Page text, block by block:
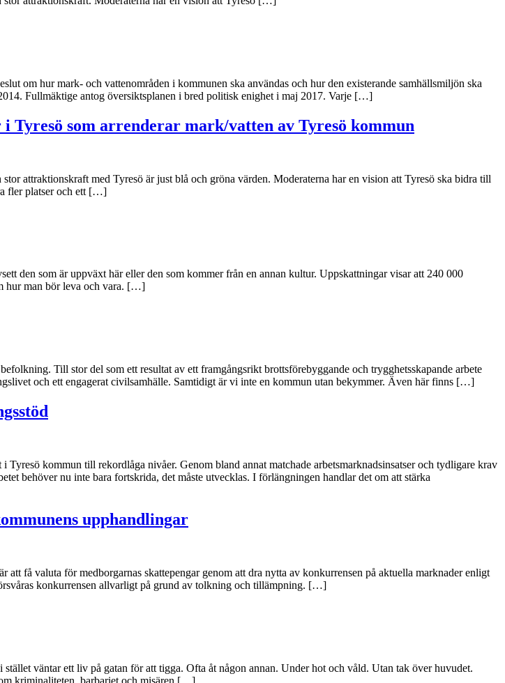
om hur mark- och vattenområden i kommunen ska användas och hur den existerande samhällsmiljön ska
Fullmäktige antog översiktsplanen i bred politisk enighet i maj 2017. Varje […]
som arrenderar mark/vatten av Tyresö kommun
attraktionskraft med Tyresö är just blå och gröna värden. Moderaterna har en vision att Tyresö ska bidra till
fler platser och ett […]
den som är uppväxt här eller den som kommer från en annan kultur. Uppskattningar visar att 240 000
hur man bör leva och vara. […]
Till stor del som ett resultat av ett framgångsrikt brottsförebyggande och trygghetsskapande arbete
och ett engagerat civilsamhälle. Samtidigt är vi inte en kommun utan bekymmer. Även här finns […]
kommun till rekordlåga nivåer. Genom bland annat matchade arbetsmarknadsinsatser och tydligare krav
behöver nu inte bara fortskrida, det måste utvecklas. I förlängningen handlar det om att stärka
upphandlingar
få valuta för medborgarnas skattepengar genom att dra nytta av konkurrensen på aktuella marknader enligt
konkurrensen allvarligt på grund av tolkning och tillämpning. […]
väntar ett liv på gatan för att tigga. Ofta åt någon annan. Under hot och våld. Utan tak över huvudet.
kriminaliteten, barbariet och misären […]